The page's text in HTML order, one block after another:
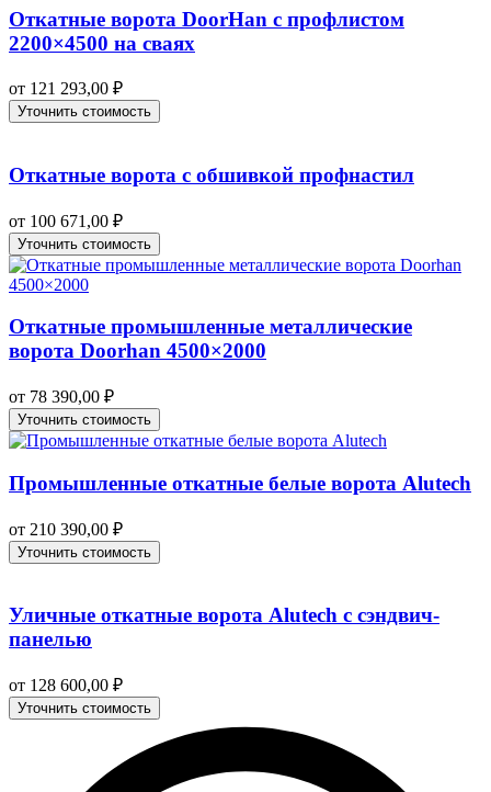
Откатные ворота DoorHan с профлистом
2200×4500 на сваях
от 121 293,00 ₽
Уточнить стоимость
Откатные ворота с обшивкой профнастил
от 100 671,00 ₽
Уточнить стоимость
Откатные промышленные металлические
ворота Doorhan 4500×2000
от 78 390,00 ₽
Уточнить стоимость
Промышленные откатные белые ворота Alutech
от 210 390,00 ₽
Уточнить стоимость
Уличные откатные ворота Alutech с сэндвич-
панелью
от 128 600,00 ₽
Уточнить стоимость